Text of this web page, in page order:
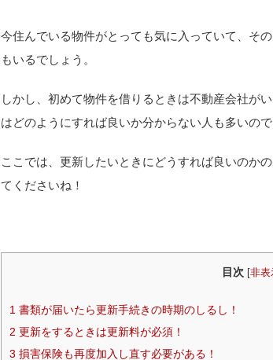
今住んでいる物件がとっても気に入っていて、そ
もいるでしょう。
しかし、初めて物件を借りるときは不動産会社が
はどのようにすれば良いか分からない人も多いので
ここでは、更新したいときにどうすれば良いのか
てくださいね！
目次 [非表
1 書類が届いたら更新手続きの時期のしるし！
2 更新をするときは更新料が必須！
3 損害保険も再度加入し直す必要がある！